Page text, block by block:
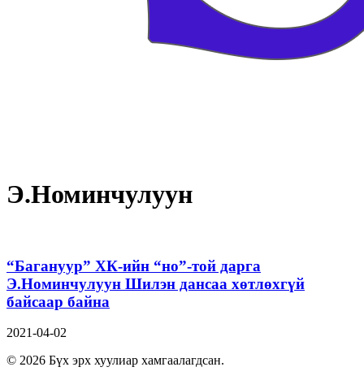
Э.Номинчулуун
“Багануур” ХК-ийн “но”-той дарга
Э.Номинчулуун Шилэн дансаа хөтлөхгүй
байсаар байна
2021-04-02
© 2026 Бүх эрх хуулиар хамгаалагдсан.